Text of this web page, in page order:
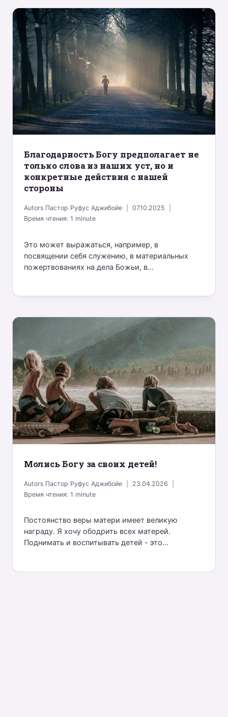
Благодарность Богу предполагает не
только слова из наших уст, но и
конкретные действия с нашей
стороны
Autors Пастор Руфус Аджибойе
07.10.2025
Время чтения:1 minute
Это может выражаться, например, в
посвящении себя служению, в материальных
пожертвованиях на дела Божьи, в...
Молись Богу за своих детей!
Autors Пастор Руфус Аджибойе
23.04.2026
Время чтения:1 minute
Постоянство веры матери имеет великую
награду. Я хочу ободрить всех матерей.
Поднимать и воспитывать детей - это...